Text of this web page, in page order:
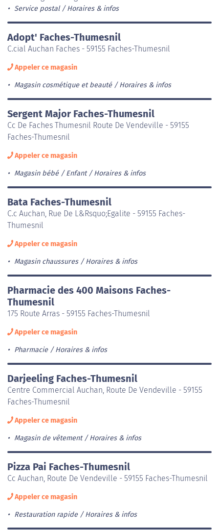
Service postal Horaires & infos
Adopt' Faches-Thumesnil
C.cial Auchan Faches - 59155 Faches-Thumesnil
Appeler ce magasin
Magasin cosmétique et beauté Horaires & infos
Sergent Major Faches-Thumesnil
Cc De Faches Thumesnil Route De Vendeville - 59155
Faches-Thumesnil
Appeler ce magasin
Magasin bébé / Enfant Horaires & infos
Bata Faches-Thumesnil
C.c Auchan, Rue De L&Rsquo;Egalite - 59155 Faches-
Thumesnil
Appeler ce magasin
Magasin chaussures Horaires & infos
Pharmacie des 400 Maisons Faches-
Thumesnil
175 Route Arras - 59155 Faches-Thumesnil
Appeler ce magasin
Pharmacie Horaires & infos
Darjeeling Faches-Thumesnil
Centre Commercial Auchan, Route De Vendeville - 59155
Faches-Thumesnil
Appeler ce magasin
Magasin de vêtement Horaires & infos
Pizza Pai Faches-Thumesnil
Cc Auchan, Route De Vendeville - 59155 Faches-Thumesnil
Appeler ce magasin
Restauration rapide Horaires & infos